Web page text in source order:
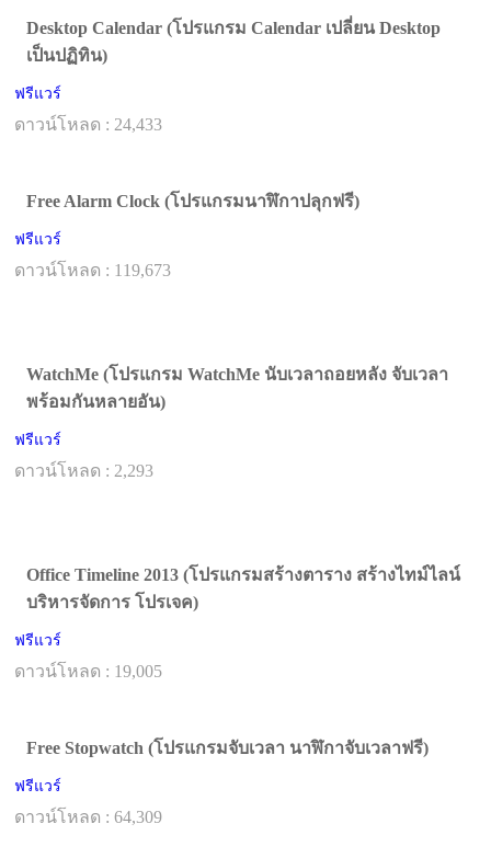
Desktop Calendar (โปรแกรม Calendar เปลี่ยน Desktop
เป็นปฏิทิน)
ฟรีแวร์
ดาวน์โหลด : 24,433
Free Alarm Clock (โปรแกรมนาฬิกาปลุกฟรี)
ฟรีแวร์
ดาวน์โหลด : 119,673
WatchMe (โปรแกรม WatchMe นับเวลาถอยหลัง จับเวลา
พร้อมกันหลายอัน)
ฟรีแวร์
ดาวน์โหลด : 2,293
Office Timeline 2013 (โปรแกรมสร้างตาราง สร้างไทม์ไลน์
บริหารจัดการ โปรเจค)
ฟรีแวร์
ดาวน์โหลด : 19,005
Free Stopwatch (โปรแกรมจับเวลา นาฬิกาจับเวลาฟรี)
ฟรีแวร์
ดาวน์โหลด : 64,309